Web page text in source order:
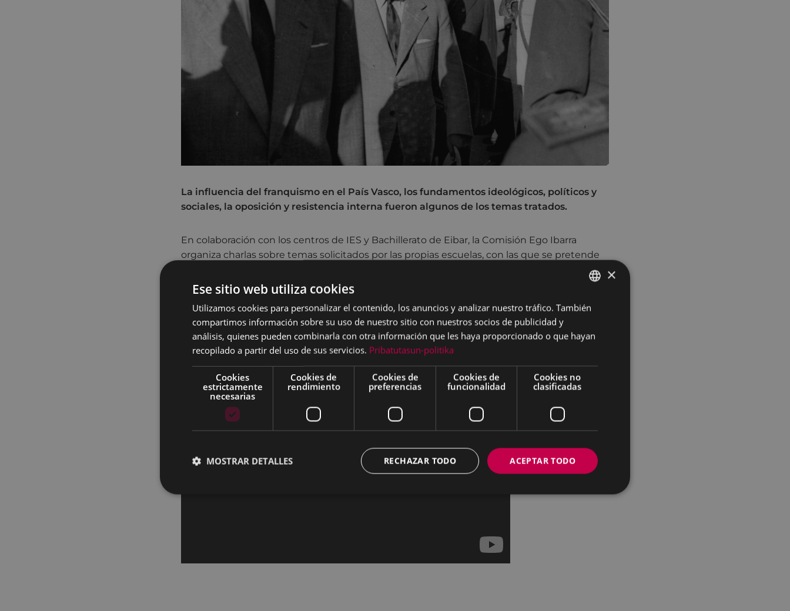
La influencia del franquismo en el País Vasco, los fundamentos ideológicos, políticos y
sociales, la oposición y resistencia interna fueron algunos de los temas tratados.
En colaboración con los centros de IES y Bachillerato de Eibar, la Comisión Ego Ibarra
organiza charlas sobre temas solicitados por las propias escuelas, con las que se pretende
fomentar el interés por la Historia entre los jóvenes y ofrecer una ayuda complementaria
de cara a la prueba de selectividad.
Con el fin de que los alumnos y alumnas de todas las escuelas, y la ciudadanía en general,
puedan disponer de las conferencias impartidas, se irán publicando en la red. En esta
ocasión, la que corresponde al franquismo.
BASQUE
×
Ese sitio web utiliza cookies
Utilizamos cookies para personalizar el contenido, los anuncios y analizar nuestro tráfico. También
compartimos información sobre su uso de nuestro sitio con nuestros socios de publicidad y
análisis, quienes pueden combinarla con otra información que les haya proporcionado o que hayan
recopilado a partir del uso de sus servicios. Pribatutasun-politika
Cookies
estrictamente
necesarias
Cookies de
rendimiento
Cookies de
preferencias
Cookies de
funcionalidad
Cookies no
clasificadas
ACEPTAR TODO
RECHAZAR TODO
MOSTRAR DETALLES